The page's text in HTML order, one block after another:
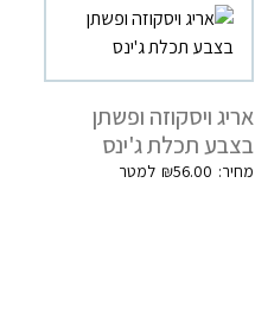
אריג ויסקוזה ופשתן
בצבע תכלת ג'ינס
₪56.00